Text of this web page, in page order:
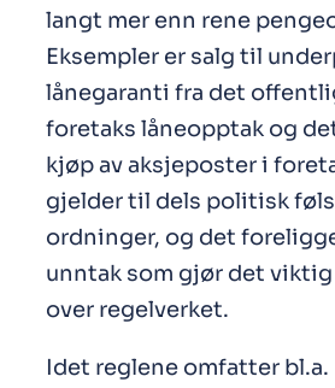
langt mer enn rene
Eksempler er salg til
lånegaranti fra det
foretaks låneopptak og
kjøp av aksjeposter i
gjelder til dels politisk
ordninger, og det
unntak som gjør det viktig
over regelverket.
Idet reglene omfatter bl.a.